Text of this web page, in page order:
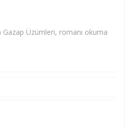
Üzümleri, romanı okuma